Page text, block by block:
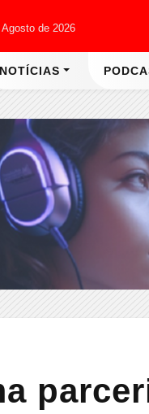
de 2026
NOTÍCIAS